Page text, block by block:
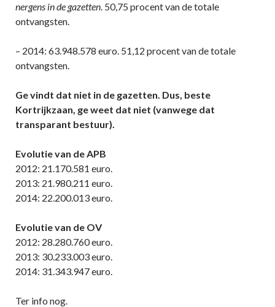
nergens in de gazetten. 50,75 procent van de totale
ontvangsten.
– 2014: 63.948.578 euro. 51,12 procent van de totale
ontvangsten.
Ge vindt dat niet in de gazetten. Dus, beste
Kortrijkzaan, ge weet dat niet (vanwege dat
transparant bestuur).
Evolutie van de APB
2012: 21.170.581 euro.
2013: 21.980.211 euro.
2014: 22.200.013 euro.
Evolutie van de OV
2012: 28.280.760 euro.
2013: 30.233.003 euro.
2014: 31.343.947 euro.
Ter info nog.